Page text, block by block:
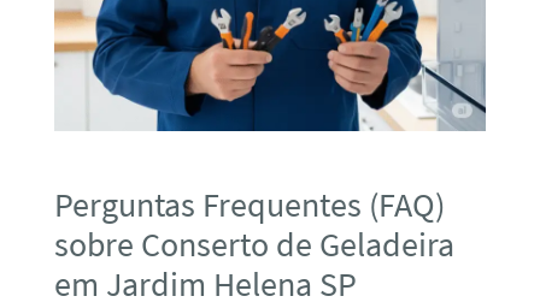
Perguntas Frequentes (FAQ)
sobre Conserto de Geladeira
em Jardim Helena SP